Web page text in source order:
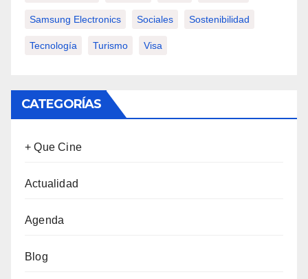
Samsung Electronics Sociales Sostenibilidad
Tecnología Turismo Visa
CATEGORÍAS
+ Que Cine
Actualidad
Agenda
Blog